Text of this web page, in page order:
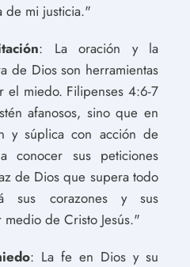
de mi justicia."
: La oración y la
de Dios son herramientas
el miedo. Filipenses 4:6-7
afanosos, sino que en
y súplica con acción de
conocer sus peticiones
de Dios que supera todo
sus corazones y sus
de Cristo Jesús."
: La fe en Dios y su